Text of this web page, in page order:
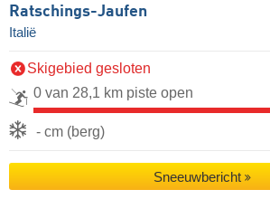
Ratschings-Jaufen
Italië
Skigebied gesloten
0 van 28,1 km piste open
- cm (berg)
Sneeuwbericht